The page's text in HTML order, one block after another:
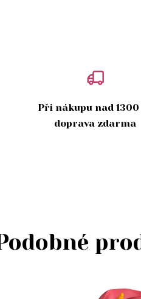
Při nákupu nad 1300
doprava zdarma